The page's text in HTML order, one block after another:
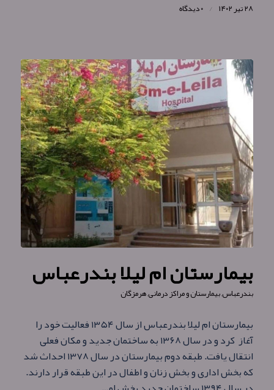
۲۸ تیر ۱۴۰۲ / ۰ دیدگاه
بیمارستان ام لیلا بندرعباس
بندرعباس,بیمارستان و مراکز درمانی,هرمزگان
بیمارستان ام لیلا بندرعباس از سال ۱۳۵۴ فعالیت خود را
آغاز کرد و در سال ۱۳۶۸ به ساختمان جدید و مکان فعلی
انتقال یافت. طبقه دوم بیمارستان در سال ۱۳۷۸ احداث شد
که بخش اداری و بخش زنان و اطفال در این طبقه قرار دارند.